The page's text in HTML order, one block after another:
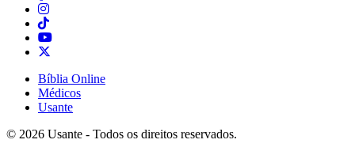
Bíblia Online
Médicos
Usante
© 2026 Usante - Todos os direitos reservados.